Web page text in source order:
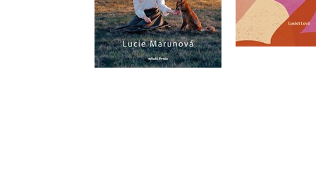
Do košíku
449 Kč
359 Kč
Do
359 Kč